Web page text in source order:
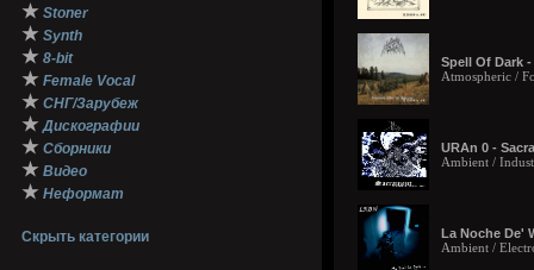
★ Stoner
★ Synth
★ 8-bit
★ Female Vocal
★ СНГ/Зарубеж
★ Дискографии
★ Сборники
★ Видео
★ Неформат
Скрыть категории
Spell Of Dark
Atmospheric /
URAn 0 -
Ambient /
La Noche De'
Ambient /